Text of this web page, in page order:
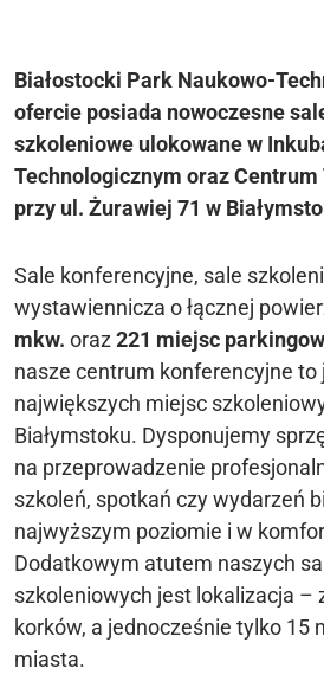
Białostocki Park Naukowo-
ofercie posiada nowoczesne
szkoleniowe ulokowane w
Technologicznym oraz
przy ul. Żurawiej 71 w
Sale konferencyjne, sale
wystawiennicza o łącznej
mkw. oraz 221 miejsc
nasze centrum konferencyjne to
największych miejsc
Białymstoku. Dysponujemy
na przeprowadzenie
szkoleń, spotkań czy wydarzeń
najwyższym poziomie i w
Dodatkowym atutem naszych
szkoleniowych jest lokalizacja –
korków, a jednocześnie tylko 15
miasta.